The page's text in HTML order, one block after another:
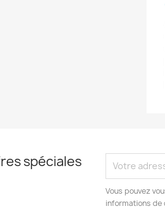
spéciales
Vous pouvez
informations de